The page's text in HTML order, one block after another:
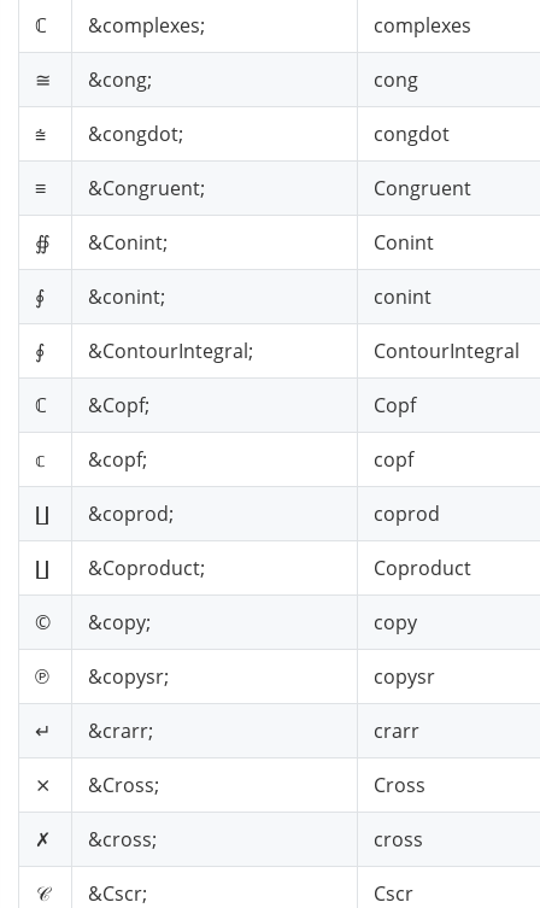
ℂ &complexes; complexes
≅ &cong; cong
⩭ &congdot; congdot
≡ &Congruent; Congruent
∯ &Conint; Conint
∮ &conint; conint
∮ &ContourIntegral; ContourIntegral
ℂ &Copf; Copf
𝕔 &copf; copf
∐ &coprod; coprod
∐ &Coproduct; Coproduct
© &copy; copy
℗ &copysr; copysr
↵ &crarr; crarr
⨯ &Cross; Cross
✗ &cross; cross
𝒞 &Cscr; Cscr